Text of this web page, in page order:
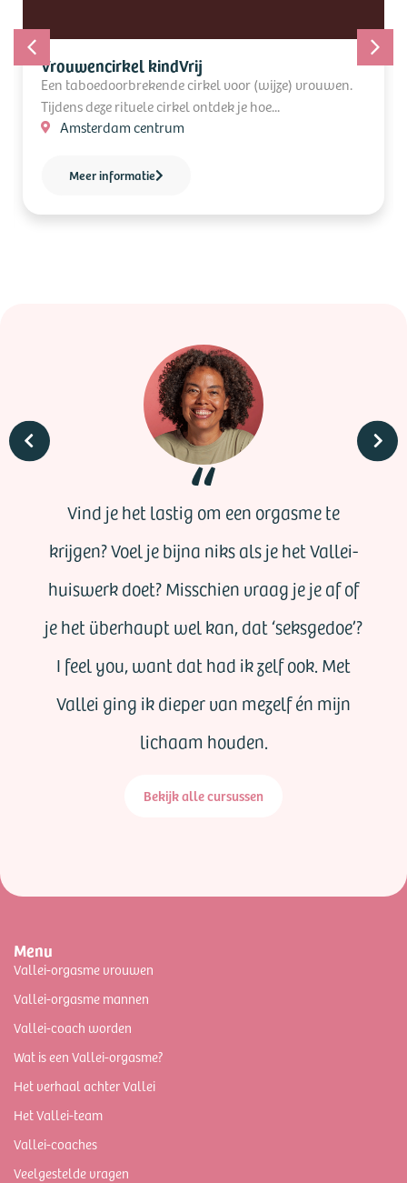
Vrouwencirkel kindVrij
Een taboedoorbrekende cirkel voor (wijze) vrouwen.
Tijdens deze rituele cirkel ontdek je hoe...
Amsterdam centrum
Meer informatie
Vind je het lastig om een orgasme te
krijgen? Voel je bijna niks als je het Vallei-
huiswerk doet? Misschien vraag je je af of
je het überhaupt wel kan, dat ‘seksgedoe’?
I feel you, want dat had ik zelf ook. Met
Vallei ging ik dieper van mezelf én mijn
lichaam houden.
Bekijk alle cursussen
Menu
Vallei-orgasme vrouwen
Vallei-orgasme mannen
Vallei-coach worden
Wat is een Vallei-orgasme?
Het verhaal achter Vallei
Het Vallei-team
Vallei-coaches
Veelgestelde vragen